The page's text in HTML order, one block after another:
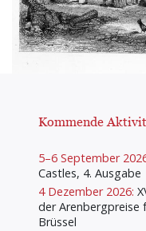
Kommende
5–6 September
Castles, 4. Ausgabe
4 Dezember 2026:
der Arenbergpreise
Brüssel